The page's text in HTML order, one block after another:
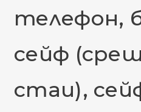
телефон,
сейф
стаи),